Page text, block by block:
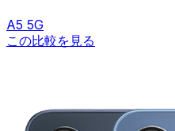
A5 5G
この比較を見る